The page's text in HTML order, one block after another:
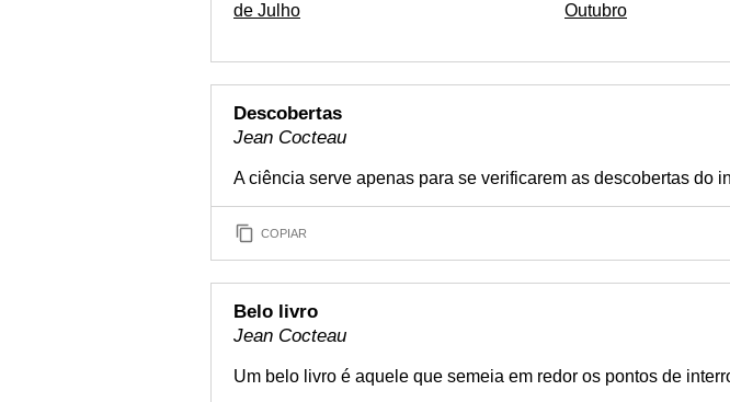
de Julho
Outubro
Descobertas
Jean Cocteau
A ciência serve apenas para se verificarem as descobertas do
COPIAR
Belo livro
Jean Cocteau
Um belo livro é aquele que semeia em redor os pontos de